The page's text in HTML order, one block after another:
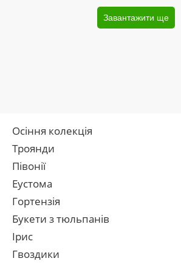
Завантажити ще
Осіння колекція
Троянди
Півонії
Еустома
Гортензія
Букети з тюльпанів
Ірис
Гвоздики